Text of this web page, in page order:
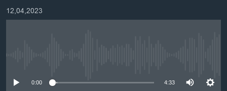
ເອເຊຍ
12,04,2023
0:00 4:33